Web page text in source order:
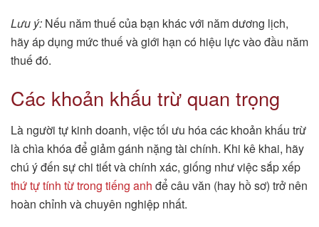
Lưu ý: Nếu năm thuế của bạn khác với năm dương lịch,
hãy áp dụng mức thuế và giới hạn có hiệu lực vào đầu năm
thuế đó.
Các khoản khấu trừ quan trọng
Là người tự kinh doanh, việc tối ưu hóa các khoản khấu trừ
là chìa khóa để giảm gánh nặng tài chính. Khi kê khai, hãy
chú ý đến sự chi tiết và chính xác, giống như việc sắp xếp
thứ tự tính từ trong tiếng anh để câu văn (hay hồ sơ) trở nên
hoàn chỉnh và chuyên nghiệp nhất.